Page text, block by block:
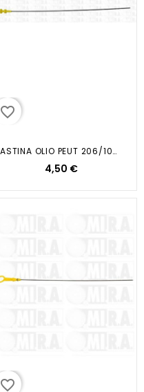
favorite_border
ASTINA OLIO PEUT 206/106/307/AX
4,50 €
favorite_border